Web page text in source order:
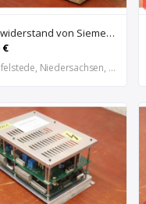
Bremswiderstand von Siemens – 6SL3100-1BE21-3AA0
€
Niedersachsen, DE